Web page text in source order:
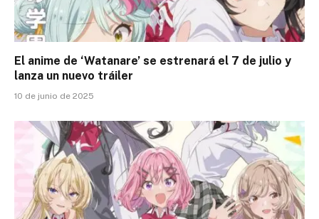
El anime de ‘Watanare’ se estrenará el 7 de julio y
lanza un nuevo tráiler
10 de junio de 2025